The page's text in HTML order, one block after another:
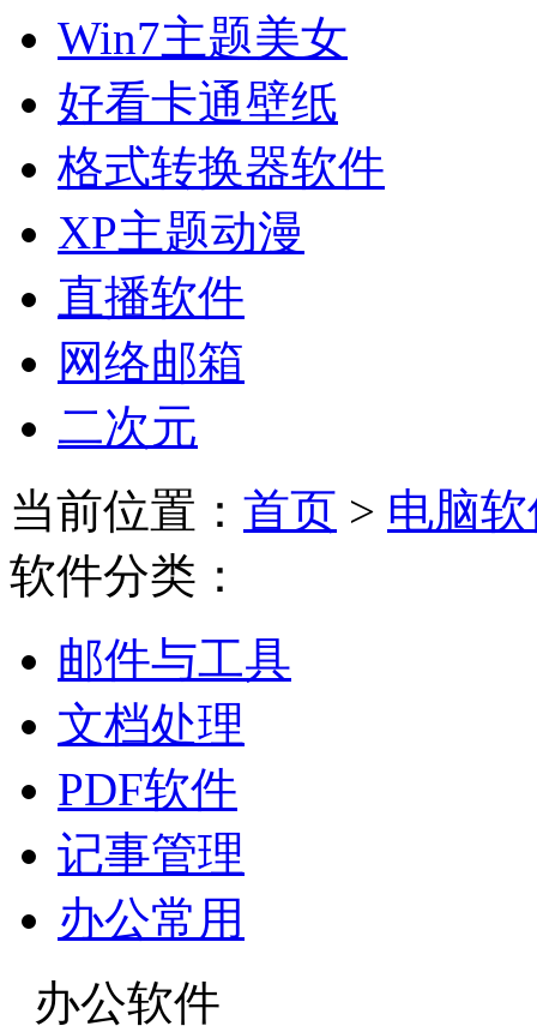
Win7主题美女
好看卡通壁纸
格式转换器软件
XP主题动漫
直播软件
网络邮箱
二次元
当前位置： 首页 > 电脑
软件分类：
邮件与工具
文档处理
PDF软件
记事管理
办公常用
办公软件